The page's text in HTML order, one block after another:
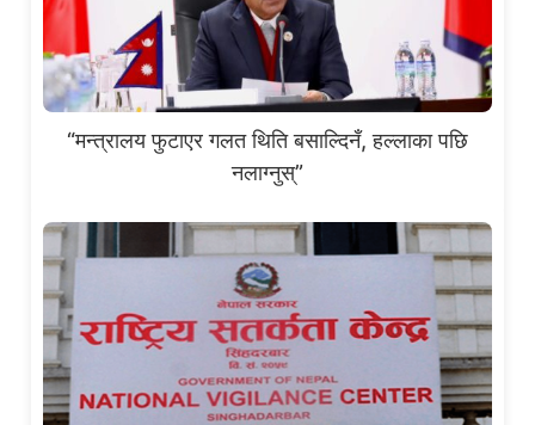
“मन्त्रालय फुटाएर गलत थिति बसाल्दिनँ, हल्लाका पछि
नलाग्नुस्”